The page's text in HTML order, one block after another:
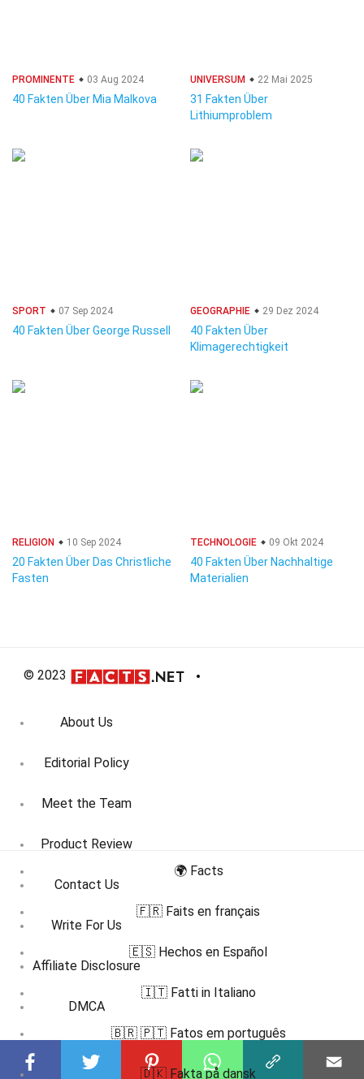
PROMINENTE 03 Aug 2024
40 Fakten Über Mia Malkova
UNIVERSUM 22 Mai 2025
31 Fakten Über
Lithiumproblem
SPORT 07 Sep 2024
40 Fakten Über George Russell
GEOGRAPHIE 29 Dez 2024
40 Fakten Über
Klimagerechtigkeit
RELIGION 10 Sep 2024
20 Fakten Über Das Christliche
Fasten
TECHNOLOGIE 09 Okt 2024
40 Fakten Über Nachhaltige
Materialien
© 2023
About Us
Editorial Policy
Meet the Team
Product Review
Contact Us
Write For Us
Affiliate Disclosure
DMCA
🌍 Facts
🇫🇷 Faits en français
🇪🇸 Hechos en Español
🇮🇹 Fatti in Italiano
🇧🇷 🇵🇹 Fatos em português
🇩🇰 Fakta på dansk